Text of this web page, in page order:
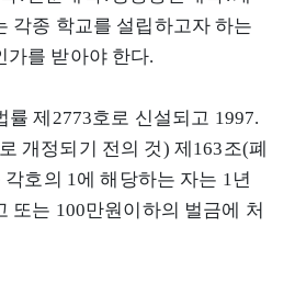
각종 학교를 설립하고자 하는
가를 받아야 한다.
률 제2773호로 신설되고 1997.
개정되기 전의 것) 제163조(폐
호의 1에 해당하는 자는 1년
또는 100만원이하의 벌금에 처